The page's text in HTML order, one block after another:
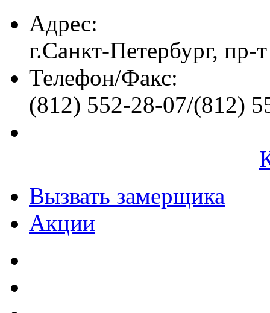
Адрес:
г.Санкт-Петербург, пр-
Телефон/Факс:
(812) 552-28-07/(812)
Вызвать замерщика
Акции